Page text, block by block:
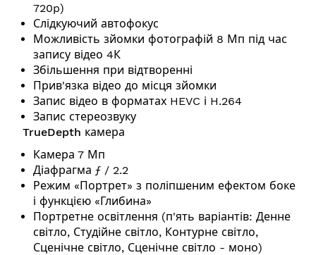
720p)
Слідкуючий автофокус
Можливість зйомки фотографій 8 Мп під час
запису відео 4К
Збільшення при відтворенні
Прив'язка відео до місця зйомки
Запис відео в форматах HEVC і H.264
Запис стереозвуку
TrueDepth камера
Камера 7 Мп
Діафрагма ƒ / 2.2
Режим «Портрет» з поліпшеним ефектом боке
і функцією «Глибина»
Портретне освітлення (п'ять варіантів: Денне
світло, Студійне світло, Контурне світло,
Сценічне світло, Сценічне світло - моно)